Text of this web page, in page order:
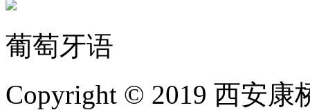
葡萄牙语
Copyright © 2019 西安